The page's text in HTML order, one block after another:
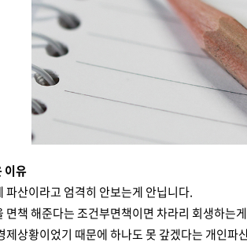
이유
산이라고 엄격히 안보는게 안닙니다.
책 해준다는 조건부면책이면 차라리 회생하는
상황이었기 때문에 하나도 못 갚겠다는 개인파